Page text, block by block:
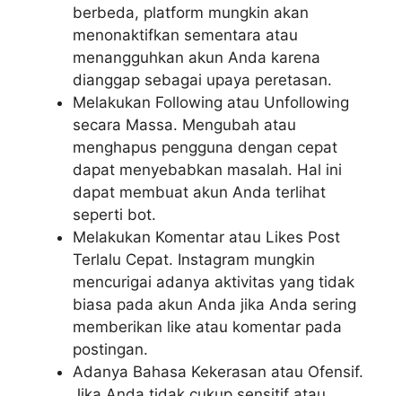
berbeda, platform mungkin akan
menonaktifkan sementara atau
menangguhkan akun Anda karena
dianggap sebagai upaya peretasan.
Melakukan Following atau Unfollowing
secara Massa. Mengubah atau
menghapus pengguna dengan cepat
dapat menyebabkan masalah. Hal ini
dapat membuat akun Anda terlihat
seperti bot.
Melakukan Komentar atau Likes Post
Terlalu Cepat. Instagram mungkin
mencurigai adanya aktivitas yang tidak
biasa pada akun Anda jika Anda sering
memberikan like atau komentar pada
postingan.
Adanya Bahasa Kekerasan atau Ofensif.